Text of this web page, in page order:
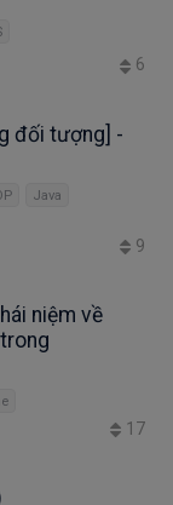
6
đối tượng] -
Java
9
niệm về
17